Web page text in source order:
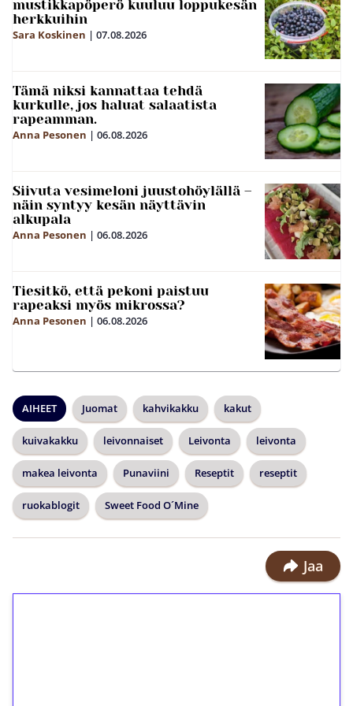
mustikkapöperö kuuluu loppukesän
herkkuihin
Sara Koskinen | 07.08.2026
Tämä niksi kannattaa tehdä
kurkulle, jos haluat salaatista
rapeamman.
Anna Pesonen | 06.08.2026
Siivuta vesimeloni juustohöylällä –
näin syntyy kesän näyttävin
alkupala
Anna Pesonen | 06.08.2026
Tiesitkö, että pekoni paistuu
rapeaksi myös mikrossa?
Anna Pesonen | 06.08.2026
AIHEET Juomat kahvikakku kakut
kuivakakku leivonnaiset Leivonta leivonta
makea leivonta Punaviini Reseptit reseptit
ruokablogit Sweet Food O´Mine
Jaa